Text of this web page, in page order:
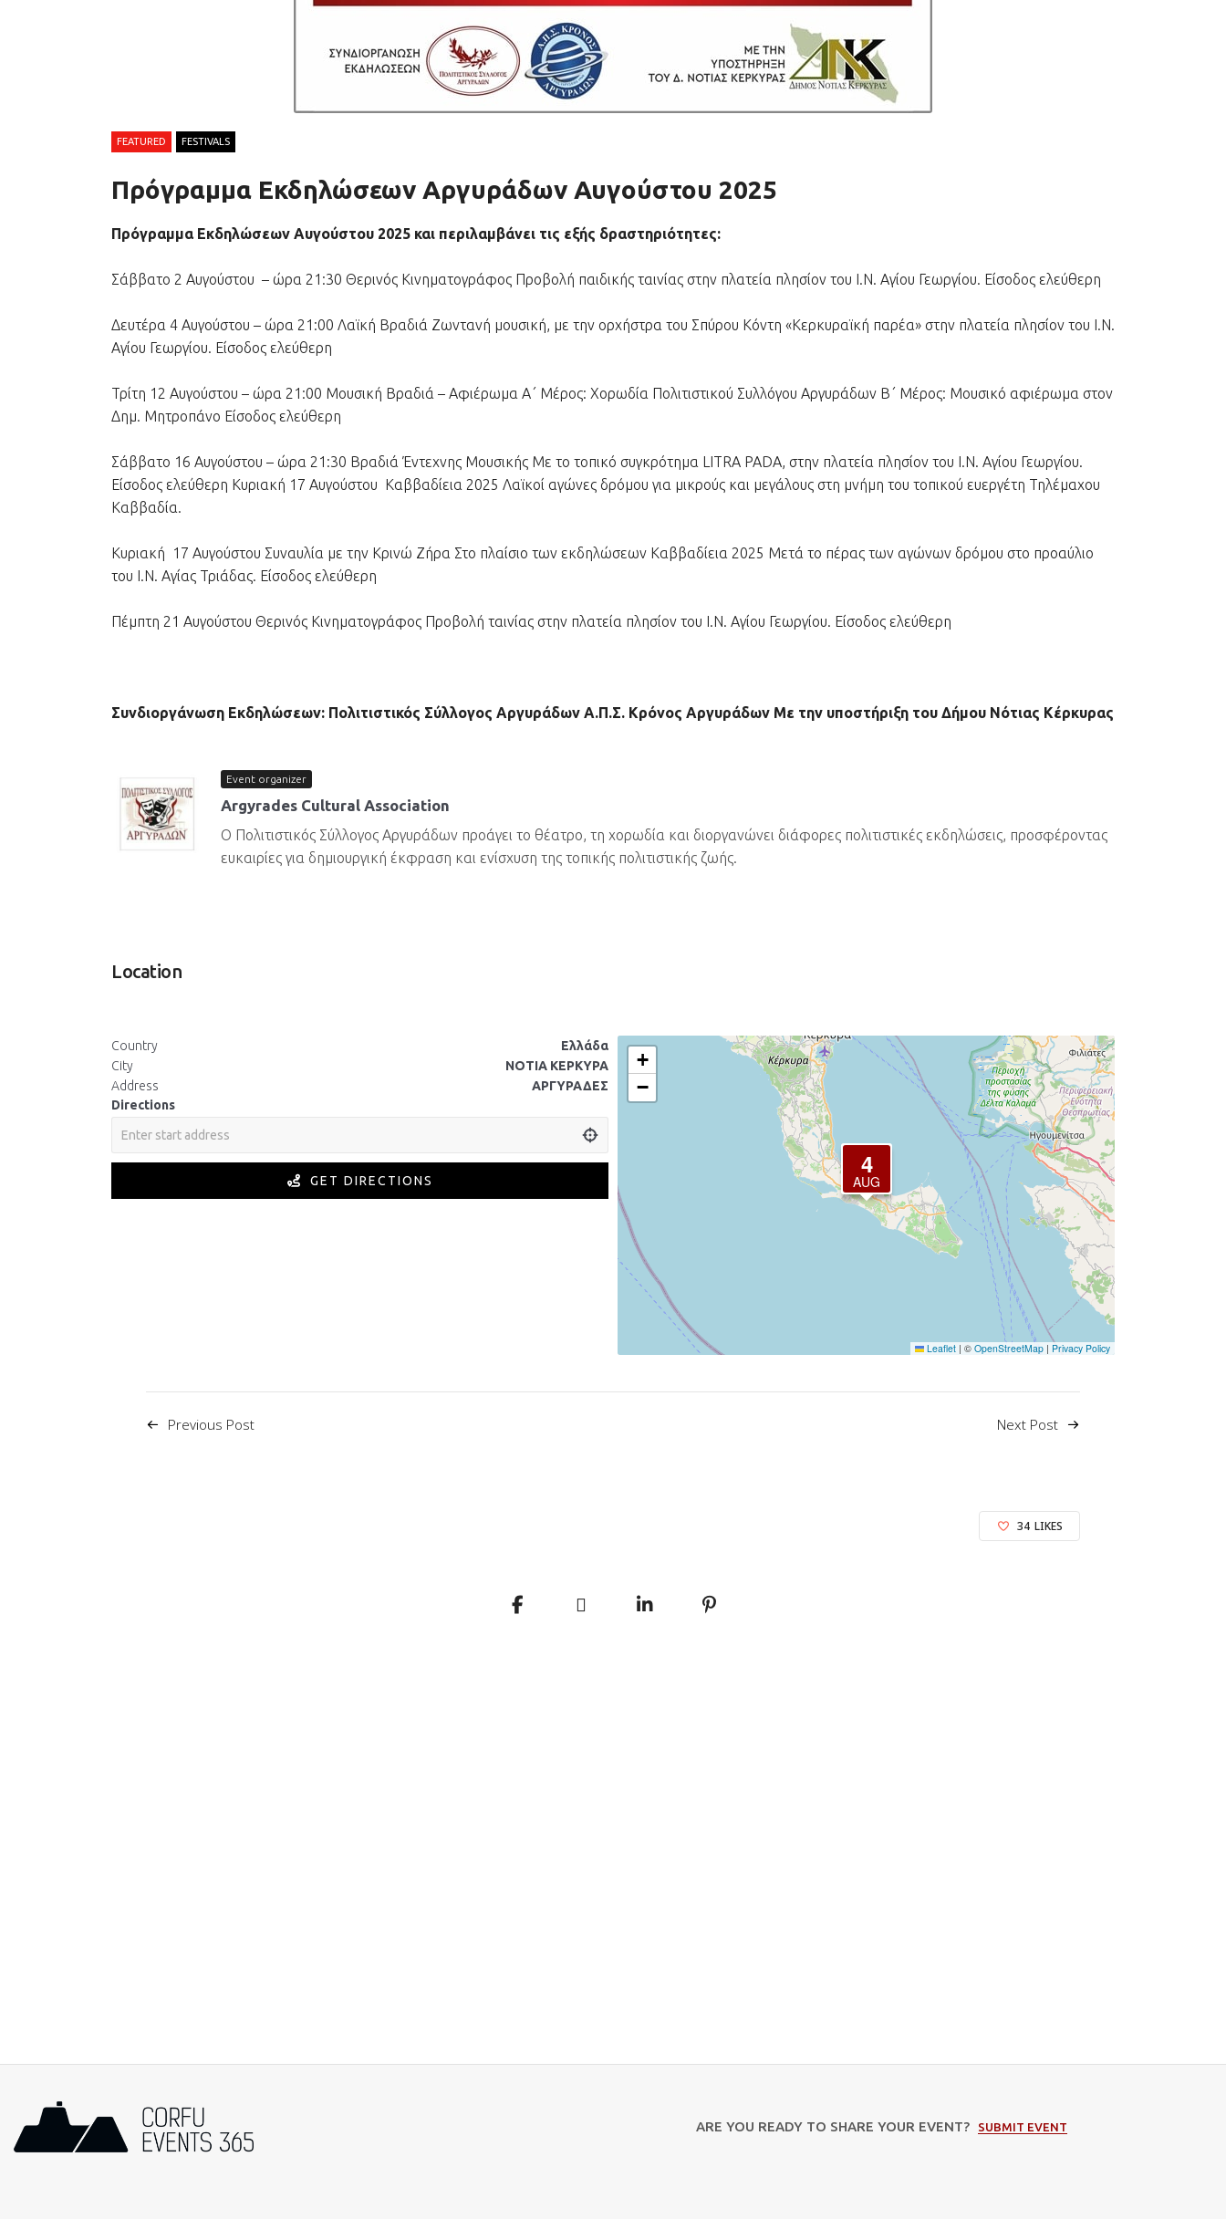
FEATURED FESTIVALS
Πρόγραμμα Εκδηλώσεων Αργυράδων Αυγούστου 2025
Πρόγραμμα Εκδηλώσεων Αυγούστου 2025 και περιλαμβάνει τις εξής δραστηριότητες:
Σάββατο 2 Αυγούστου – ώρα 21:30 Θερινός Κινηματογράφος Προβολή παιδικής ταινίας στην πλατεία πλησίον του Ι.Ν. Αγίου Γεωργίου. Είσοδος ελεύθερη
Δευτέρα 4 Αυγούστου – ώρα 21:00 Λαϊκή Βραδιά Ζωντανή μουσική, με την ορχήστρα του Σπύρου Κόντη «Κερκυραϊκή παρέα» στην πλατεία πλησίον του Ι.Ν.
Αγίου Γεωργίου. Είσοδος ελεύθερη
Τρίτη 12 Αυγούστου – ώρα 21:00 Μουσική Βραδιά – Αφιέρωμα Α΄ Μέρος: Χορωδία Πολιτιστικού Συλλόγου Αργυράδων Β΄ Μέρος: Μουσικό αφιέρωμα στον
Δημ. Μητροπάνο Είσοδος ελεύθερη
Σάββατο 16 Αυγούστου – ώρα 21:30 Βραδιά Έντεχνης Μουσικής Με το τοπικό συγκρότημα LITRA PADA, στην πλατεία πλησίον του Ι.Ν. Αγίου Γεωργίου.
Είσοδος ελεύθερη Κυριακή 17 Αυγούστου Καββαδίεια 2025 Λαϊκοί αγώνες δρόμου για μικρούς και μεγάλους στη μνήμη του τοπικού ευεργέτη Τηλέμαχου
Καββαδία.
Κυριακή 17 Αυγούστου Συναυλία με την Κρινώ Ζήρα Στο πλαίσιο των εκδηλώσεων Καββαδίεια 2025 Μετά το πέρας των αγώνων δρόμου στο προαύλιο
του Ι.Ν. Αγίας Τριάδας. Είσοδος ελεύθερη
Πέμπτη 21 Αυγούστου Θερινός Κινηματογράφος Προβολή ταινίας στην πλατεία πλησίον του Ι.Ν. Αγίου Γεωργίου. Είσοδος ελεύθερη
Συνδιοργάνωση Εκδηλώσεων: Πολιτιστικός Σύλλογος Αργυράδων Α.Π.Σ. Κρόνος Αργυράδων Με την υποστήριξη του Δήμου Νότιας Κέρκυρας
Event organizer
Argyrades Cultural Association
Ο Πολιτιστικός Σύλλογος Αργυράδων προάγει το θέατρο, τη χορωδία και διοργανώνει διάφορες πολιτιστικές εκδηλώσεις, προσφέροντας
ευκαιρίες για δημιουργική έκφραση και ενίσχυση της τοπικής πολιτιστικής ζωής.
Location
Country
Ελλάδα
City
ΝΟΤΙΑ ΚΕΡΚΥΡΑ
Address
ΑΡΓΥΡΑΔΕΣ
Directions
GET DIRECTIONS
4
AUG
+
−
Leaflet | © OpenStreetMap | Privacy Policy
Previous Post Next Post
34 LIKES
ARE YOU READY TO SHARE YOUR EVENT? SUBMIT EVENT